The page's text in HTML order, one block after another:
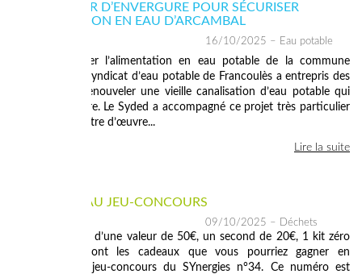
UN CHANTIER D’ENVERGURE POUR SÉCURISER
L’ALIMENTATION EN EAU D’ARCAMBAL
16/10/2025 – Eau potable
Afin de fiabiliser l’alimentation en eau potable de la commune
d’Arcambal, le Syndicat d’eau potable de Francoulès a entrepris des
travaux pour renouveler une vieille canalisation d’eau potable qui
traverse la rivière. Le Syded a accompagné ce projet très particulier
en tant que maître d’œuvre...
Lire la suite
PARTICIPEZ AU JEU-CONCOURS
09/10/2025 – Déchets
Un bon d’achat d’une valeur de 50€, un second de 20€, 1 kit zéro
déchet : ce sont les cadeaux que vous pourriez gagner en
participant au jeu-concours du SYnergies n°34. Ce numéro est